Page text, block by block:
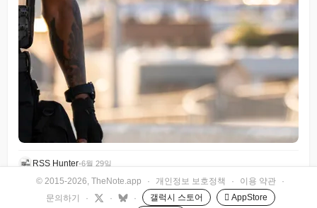
RSS Hunter•6월 29일
© 2015-2026, TheNote.app · 개인정보 보호정책 · 이용 약관
·
문의하기
· · · 갤럭시 스토어  AppStore